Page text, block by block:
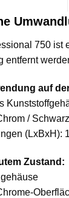
750 ist
entfernt
auf
/ Schwarz
(LxBxH):
Zustand: